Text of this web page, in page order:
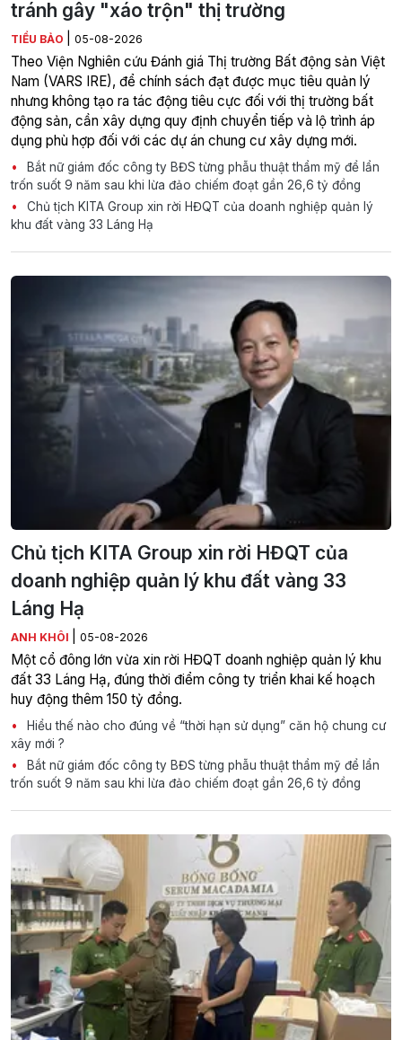
tránh gây "xáo trộn" thị trường
TIỂU BẢO 05-08-2026
Theo Viện Nghiên cứu Đánh giá Thị trường Bất động sản Việt
Nam (VARS IRE), để chính sách đạt được mục tiêu quản lý
nhưng không tạo ra tác động tiêu cực đối với thị trường bất
động sản, cần xây dựng quy định chuyển tiếp và lộ trình áp
dụng phù hợp đối với các dự án chung cư xây dựng mới.
Bắt nữ giám đốc công ty BĐS từng phẫu thuật thẩm mỹ để lẩn
trốn suốt 9 năm sau khi lừa đảo chiếm đoạt gần 26,6 tỷ đồng
Chủ tịch KITA Group xin rời HĐQT của doanh nghiệp quản lý
khu đất vàng 33 Láng Hạ
Chủ tịch KITA Group xin rời HĐQT của
doanh nghiệp quản lý khu đất vàng 33
Láng Hạ
ANH KHÔI 05-08-2026
Một cổ đông lớn vừa xin rời HĐQT doanh nghiệp quản lý khu
đất 33 Láng Hạ, đúng thời điểm công ty triển khai kế hoạch
huy động thêm 150 tỷ đồng.
Hiểu thế nào cho đúng về “thời hạn sử dụng” căn hộ chung cư
xây mới ?
Bắt nữ giám đốc công ty BĐS từng phẫu thuật thẩm mỹ để lẩn
trốn suốt 9 năm sau khi lừa đảo chiếm đoạt gần 26,6 tỷ đồng